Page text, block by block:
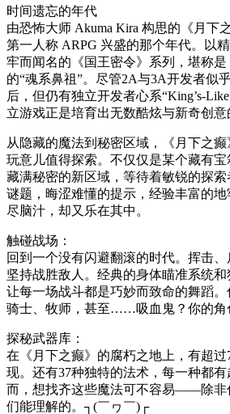
时间遗忘的年代
由恐怖大师 Akuma Kira 构思的《月下
第一人称 ARPG 兴盛的那个年代。以
牢而闻名的《国王密令》系列，堪称
的“魂系鼻祖”。尽管2A与3A开发者似
后，但仍有独立开发者心系“King’s-
立游戏正是培育出无数酷炫与新奇创意
从隐藏的魔法到秘密区域，《月下之
玩意儿值得探索。不仅仅是某个藏有
藏满秘密的新区域，等待着敏锐的探
谜题，晦涩难懂的提示，经验丰富的
尽脑汁，却又乐在其中。
触碰战场：
回到一个没有闪避翻滚的时代。挥击
坚持战胜敌人。经典的身体瞄准系统和
让每一场战斗都是巧妙而致命的舞蹈。
骑士、牧师，甚至……吸血鬼？你的角
探秘武器库：
在《月下之癫》的腐朽之地上，有超
现。还有37种独特的法术，每一种都
而，想找齐这些魔法可不容易——除非
们能理解的。┐(￣ヮ￣)┌